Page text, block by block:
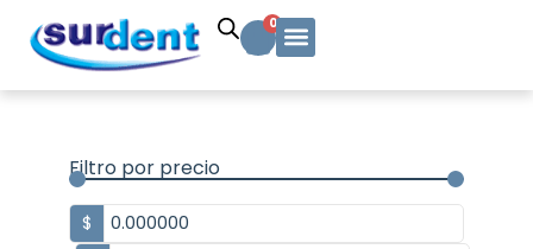
contenido
0
Carrito
Filtro por precio
$